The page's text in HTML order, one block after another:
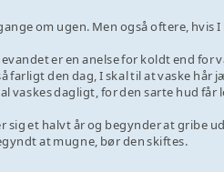
om ugen. Men også oftere, hvis
er en anelse for koldt end for
farligt den dag, I skal til at vaske hår
vaskes dagligt, for den sarte hud får
et halvt år og begynder at gribe
at mugne, bør den skiftes.